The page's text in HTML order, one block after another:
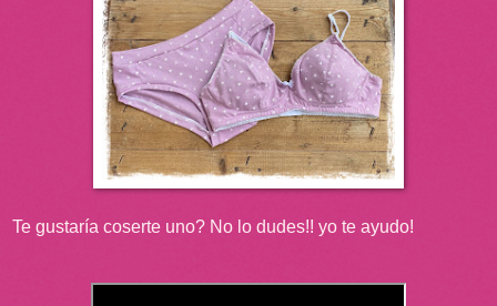
Te gustaría coserte uno? No lo dudes!! yo te ayudo!